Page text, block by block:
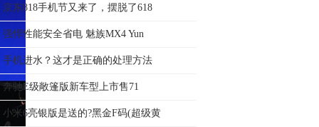
京东818手机节又来了，摆脱了618
强悍性能安全省电 魅族MX4 Yun
手机进水？这才是正确的处理方法
奔驰E级敞篷版新车型上市售71
小米6亮银版是送的?黑金F码(超级黄